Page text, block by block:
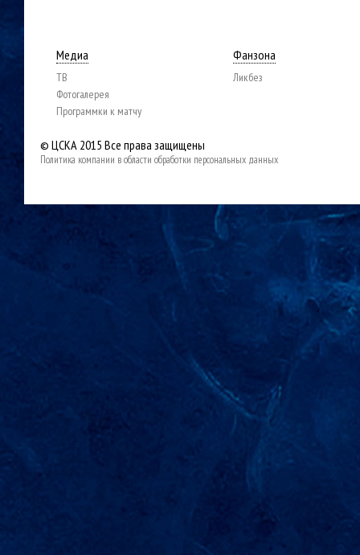
Медиа
ТВ
Фотогалерея
Программки к матчу
Фанзона
Ликбез
© ЦСКА 2015 Все права защищены
Политика компании в области обработки персональных данных